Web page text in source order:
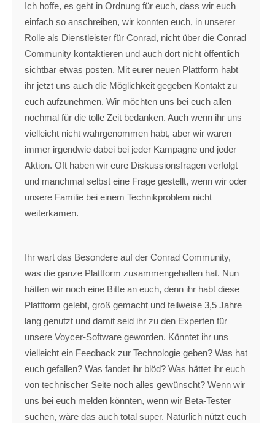
Ich hoffe, es geht in Ordnung für euch, dass wir euch
einfach so anschreiben, wir konnten euch, in unserer
Rolle als Dienstleister für Conrad, nicht über die Conrad
Community kontaktieren und auch dort nicht öffentlich
sichtbar etwas posten. Mit eurer neuen Plattform habt
ihr jetzt uns auch die Möglichkeit gegeben Kontakt zu
euch aufzunehmen. Wir möchten uns bei euch allen
nochmal für die tolle Zeit bedanken. Auch wenn ihr uns
vielleicht nicht wahrgenommen habt, aber wir waren
immer irgendwie dabei bei jeder Kampagne und jeder
Aktion. Oft haben wir eure Diskussionsfragen verfolgt
und manchmal selbst eine Frage gestellt, wenn wir oder
unsere Familie bei einem Technikproblem nicht
weiterkamen.
Ihr wart das Besondere auf der Conrad Community,
was die ganze Plattform zusammengehalten hat. Nun
hätten wir noch eine Bitte an euch, denn ihr habt diese
Plattform gelebt, groß gemacht und teilweise 3,5 Jahre
lang genutzt und damit seid ihr zu den Experten für
unsere Voycer-Software geworden. Könntet ihr uns
vielleicht ein Feedback zur Technologie geben? Was hat
euch gefallen? Was fandet ihr blöd? Was hättet ihr euch
von technischer Seite noch alles gewünscht? Wenn wir
uns bei euch melden könnten, wenn wir Beta-Tester
suchen, wäre das auch total super. Natürlich nützt euch